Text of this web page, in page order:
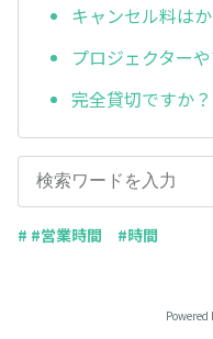
キャンセル料は
プロジェクター
完全貸切ですか？
# #営業時間 #時間
Powered